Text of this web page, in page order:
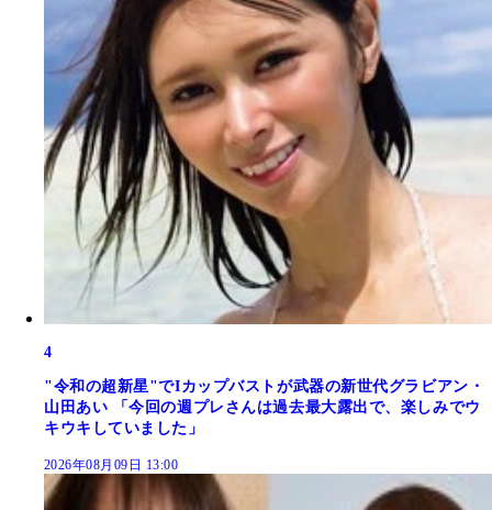
4
"令和の超新星"でIカップバストが武器の新世代グラビアン・
山田あい 「今回の週プレさんは過去最大露出で、楽しみでウ
キウキしていました」
2026年08月09日 13:00